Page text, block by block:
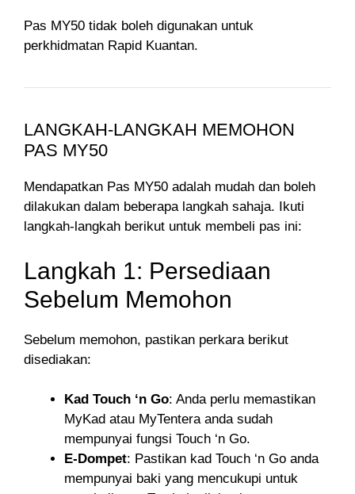
Pas MY50 tidak boleh digunakan untuk
perkhidmatan Rapid Kuantan.
LANGKAH-LANGKAH MEMOHON
PAS MY50
Mendapatkan Pas MY50 adalah mudah dan boleh
dilakukan dalam beberapa langkah sahaja. Ikuti
langkah-langkah berikut untuk membeli pas ini:
Langkah 1: Persediaan
Sebelum Memohon
Sebelum memohon, pastikan perkara berikut
disediakan:
Kad Touch ‘n Go: Anda perlu memastikan
MyKad atau MyTentera anda sudah
mempunyai fungsi Touch ‘n Go.
E-Dompet: Pastikan kad Touch ‘n Go anda
mempunyai baki yang mencukupi untuk